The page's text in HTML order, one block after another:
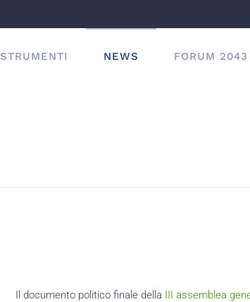
STRUMENTI NEWS FORUM 2043
Il documento politico finale della III assemblea